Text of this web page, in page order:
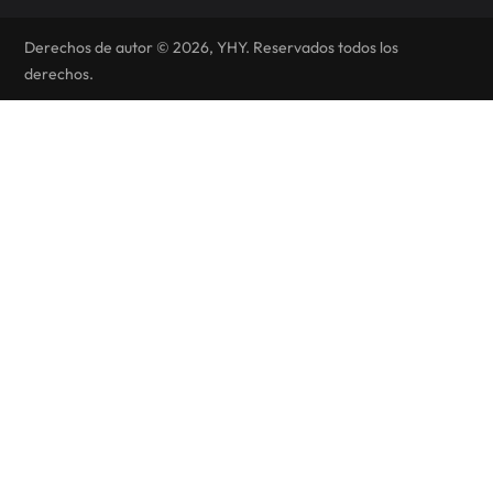
Derechos de autor © 2026, YHY. Reservados todos los
derechos.